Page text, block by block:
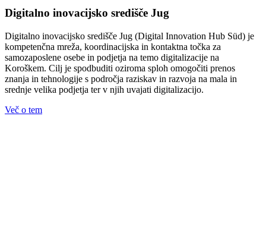
Digitalno inovacijsko središče Jug
Digitalno inovacijsko središče Jug (Digital Innovation Hub Süd) je
kompetenčna mreža, koordinacijska in kontaktna točka za
samozaposlene osebe in podjetja na temo digitalizacije na
Koroškem. Cilj je spodbuditi oziroma sploh omogočiti prenos
znanja in tehnologije s področja raziskav in razvoja na mala in
srednje velika podjetja ter v njih uvajati digitalizacijo.
Več o tem